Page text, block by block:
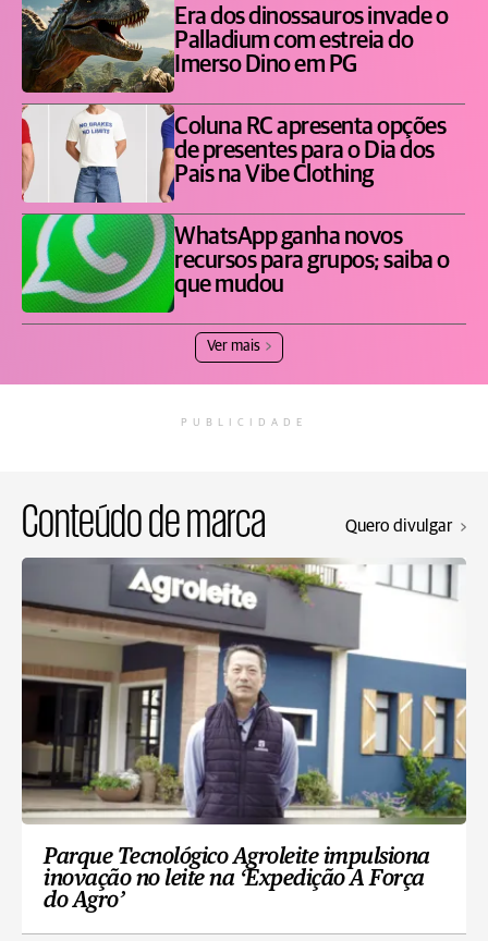
Era dos dinossauros invade o
Palladium com estreia do
Imerso Dino em PG
Coluna RC apresenta opções
de presentes para o Dia dos
Pais na Vibe Clothing
WhatsApp ganha novos
recursos para grupos; saiba o
que mudou
Ver mais
PUBLICIDADE
Conteúdo de marca Quero divulgar
Parque Tecnológico Agroleite impulsiona
inovação no leite na ‘Expedição A Força
do Agro’